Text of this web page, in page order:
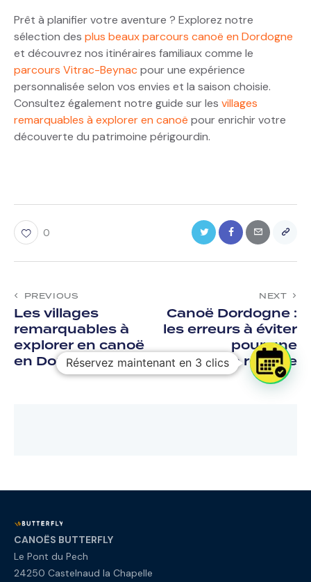
Prêt à planifier votre aventure ? Explorez notre
sélection des plus beaux parcours canoë en Dordogne
et découvrez nos itinéraires familiaux comme le
parcours Vitrac-Beynacpour une expérience
personnalisée selon vos envies et la saison choisie.
Consultez également notre guide sur les villages
remarquables à explorer en canoë pour enrichir votre
découverte du patrimoine périgourdin.
0
PREVIOUS
Les villages
remarquables à
explorer en canoë
en Dordogne
NEXT
Canoë Dordogne :
les erreurs à éviter
pour une
descente réussie
CANOËS BUTTERFLY
Le Pont du Pech
24250 Castelnaud la Chapelle
Réservez maintenant en 3 clics